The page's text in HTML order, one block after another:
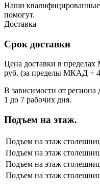
Наши квалифицированные
помогут.
Доставка
Срок доставки
Цена доставки в
руб. (за пределы МКАД +
В зависимости от региона
1 до 7 рабочих дня.
Подъем на этаж.
Подъем на этаж
Подъем на этаж
Подъем на этаж
Подъем на этаж